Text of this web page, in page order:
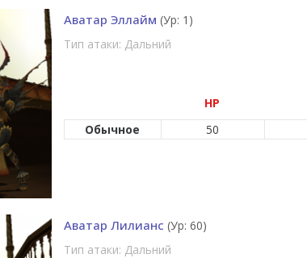
Аватар Эллайм (Ур: 1)
Тип атаки: Дальний
HP
Обычное
50
Аватар Лилианс (Ур: 60)
Тип атаки: Дальний